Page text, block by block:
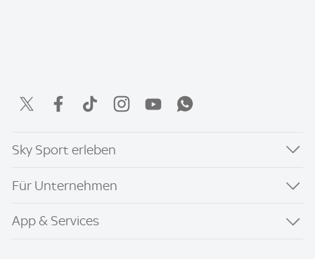
Sky Sport erleben
Für Unternehmen
App & Services